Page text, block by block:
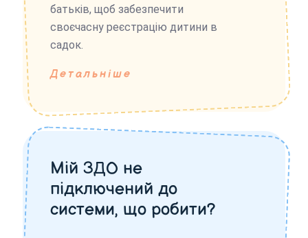
батьків, щоб забезпечити
своєчасну реєстрацію дитини в
садок.
Детальніше
Мій ЗДО не
підключений до
системи, що робити?